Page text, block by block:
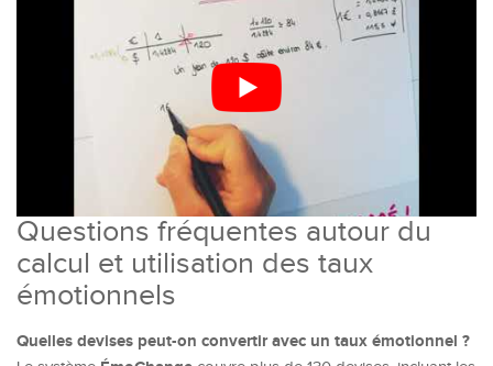
Questions fréquentes autour du
calcul et utilisation des taux
émotionnels
Quelles devises peut-on convertir avec un taux émotionnel ?